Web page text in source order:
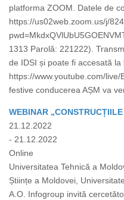
platforma ZOOM. Datele de
https://us02web.zoom.us/j/
1313 Parolă: 221222).
de IDSI și poate fi accesată la
https://www.youtube.com/
festive conducerea AȘM va
WEBINAR
21.12.2022
- 21.12.2022
Online
Universitatea Tehnică a
Științe a Moldovei,
A.O. Infogroup invită